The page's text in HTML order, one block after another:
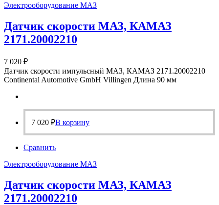
Электрооборудование МАЗ
Датчик скорости МАЗ, КАМАЗ
2171.20002210
7 020 ₽
Датчик скорости импульсный МАЗ, КАМАЗ 2171.20002210
Continental Automotive GmbH Villingen Длина 90 мм
7 020 ₽В корзину
Сравнить
Электрооборудование МАЗ
Датчик скорости МАЗ, КАМАЗ
2171.20002210